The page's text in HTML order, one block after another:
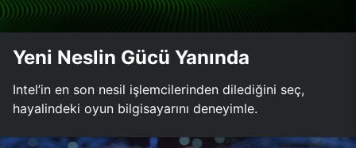
Yeni Neslin Gücü Yanında
Intel’in en son nesil işlemcilerinden dilediğini seç,
hayalindeki oyun bilgisayarını deneyimle.